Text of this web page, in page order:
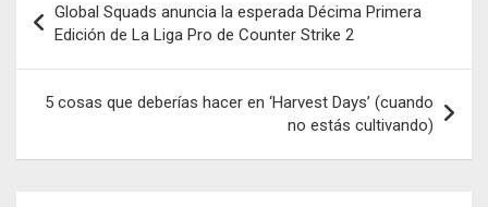
de
entradas
Global Squads anuncia la esperada Décima Primera
Edición de La Liga Pro de Counter Strike 2
5 cosas que deberías hacer en ‘Harvest Days’ (cuando
no estás cultivando)